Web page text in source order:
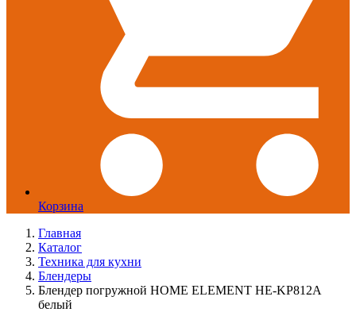
Корзина
Главная
Каталог
Техника для кухни
Блендеры
Блендер погружной HOME ELEMENT HE-KP812A
белый